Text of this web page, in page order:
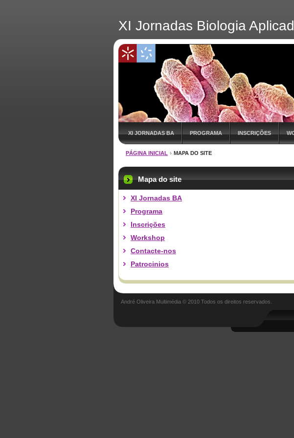
XI Jornadas Biologia
XI JORNADAS BA PROGRAMA INSCRIÇÕES
PÁGINA INICIAL MAPA DO SITE
Mapa do site
XI Jornadas BA
Programa
Inscrições
Workshop
Contacte-nos
Patrocinios
André Oliveira Multimédia © 2010 Todos os direitos reservados.